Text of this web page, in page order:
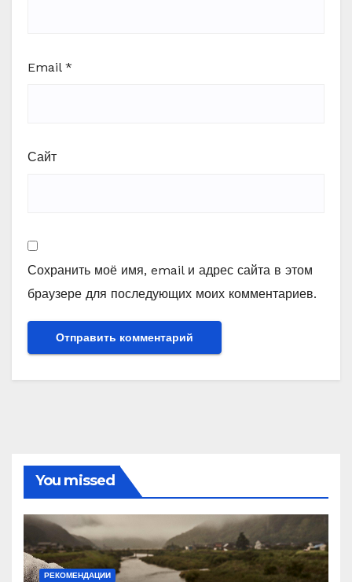
Email *
Сайт
Сохранить моё имя, email и адрес сайта в этом
браузере для последующих моих комментариев.
You missed
РЕКОМЕНДАЦИИ